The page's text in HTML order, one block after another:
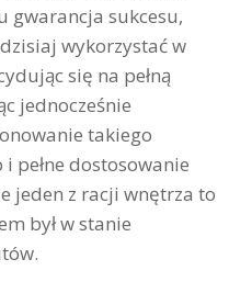
gwarancja sukcesu,
wykorzystać w
się na pełną
jednocześnie
takiego
pełne dostosowanie
jeden z racji wnętrza to
był w stanie